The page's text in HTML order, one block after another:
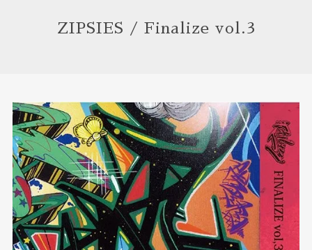
ZIPSIES / Finalize vol.3